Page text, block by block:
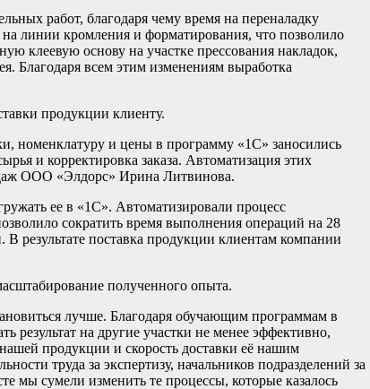
работ, благодаря чему время на переналадку
линии кромления и форматирования, что позволило
клеевую основу на участке прессования накладок,
Благодаря всем этим изменениям выработка
продукции клиенту.
номенклатуру и цены в программу «1С» заносились
и корректировка заказа. Автоматизация этих
ООО «Элдорс» Ирина Литвинова.
ее в «1С». Автоматизировали процесс
сократить время выполнения операций на 28
результате поставка продукции клиентам компании
полученного опыта.
лучше. Благодаря обучающим программам в
результат на другие участки не менее эффективно,
продукции и скорость доставки её нашим
труда за экспертизу, начальников подразделений за
мы сумели изменить те процессы, которые казалось